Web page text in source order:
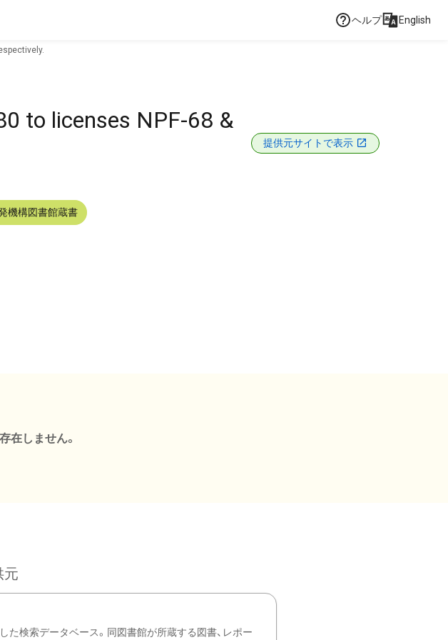
ヘルプ English
to licenses NPF-68 &
提供元サイトで表示
機構図書館蔵書
在しません。
元
検索データベース。同図書館が所蔵する図書、レポー